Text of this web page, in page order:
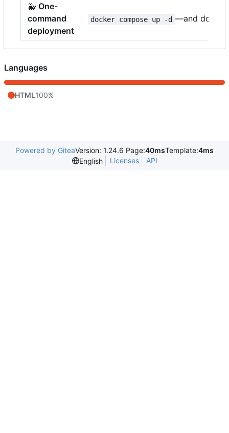
🐳 One-
command
deployment
docker compose up -d —and done.
Languages
HTML100%
Powered by GiteaVersion: 1.24.6 Page:40msTemplate:4ms
English
Licenses API